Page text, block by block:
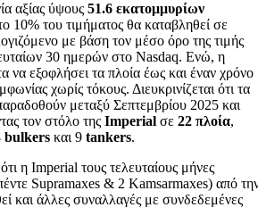
αξίας ύψους51.6 εκατομμυρίων
10% του τιμήματος θα καταβληθεί σε
με βάση τον μέσο όρο της τιμής
30 ημερών στο Nasdaq. Ενώ, η
να εξοφλήσει τα πλοία έως και έναν χρόνο
χωρίς τόκους. Διευκρινίζεται ότι τα
μεταξύ Σεπτεμβρίου 2025 και
τον στόλο τηςImperial σε22 πλοία,
bulkers και 9tankers.
η Imperial τους τελευταίους μήνες
Supramaxes & 2 Kamsarmaxes) από
και άλλες συναλλαγές με συνδεδεμένες